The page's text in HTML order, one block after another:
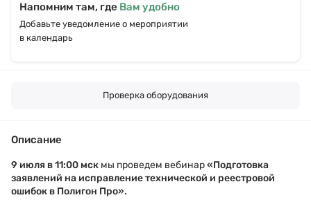
Напомним там, где Вам удобно
Добавьте уведомление о мероприятии
в календарь
Проверка оборудования
Описание
9 июля в11:00 мск мы проведем вебинар«Подготовка
заявлений на исправление технической и реестровой
ошибок в Полигон Про».